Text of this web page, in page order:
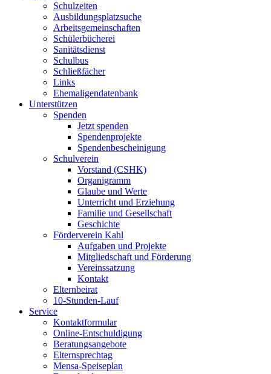
Schulzeiten
Ausbildungsplatzsuche
Arbeitsgemeinschaften
Schülerbücherei
Sanitätsdienst
Schulbus
Schließfächer
Links
Ehemaligendatenbank
Unterstützen
Spenden
Jetzt spenden
Spendenprojekte
Spendenbescheinigung
Schulverein
Vorstand (CSHK)
Organigramm
Glaube und Werte
Unterricht und Erziehung
Familie und Gesellschaft
Geschichte
Förderverein Kahl
Aufgaben und Projekte
Mitgliedschaft und Förderung
Vereinssatzung
Kontakt
Elternbeirat
10-Stunden-Lauf
Service
Kontaktformular
Online-Entschuldigung
Beratungsangebote
Elternsprechtag
Mensa-Speiseplan